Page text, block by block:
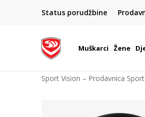
Status porudžbinePOZOVITE
Pon-Pet
Muškarci Žene
Sport Vision – Prodavnica